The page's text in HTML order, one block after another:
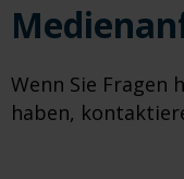
Wenn Sie Fragen
haben,